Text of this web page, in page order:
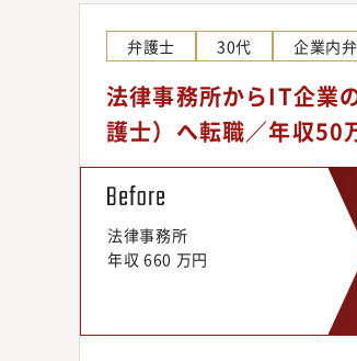
弁護士 30代 企業内
法律事務所からIT企業
護士）へ転職／年収50
法律事務所
年収 660 万円